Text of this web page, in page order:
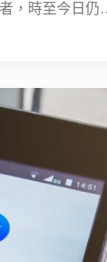
，時至今日仍